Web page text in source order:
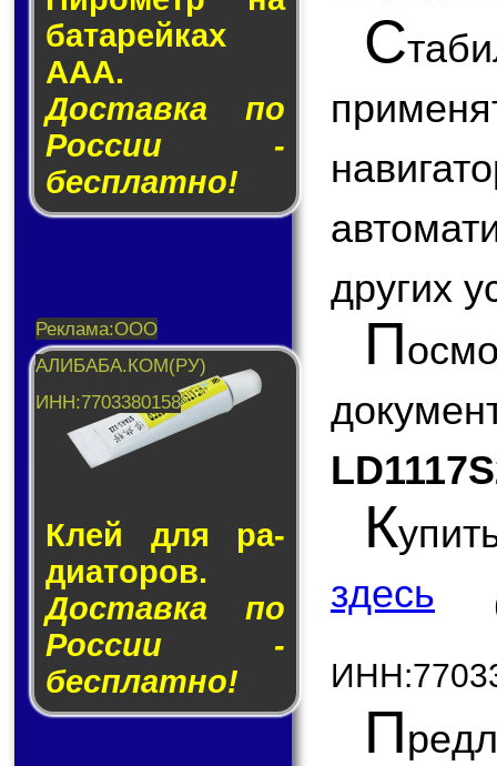
ба­та­рей­ках
AAA.
Доставка по
России -
бесплатно!
Клей для ра­
ди­а­то­ров.
Доставка по
России -
бесплатно!
С
других
П
К
здесь
П